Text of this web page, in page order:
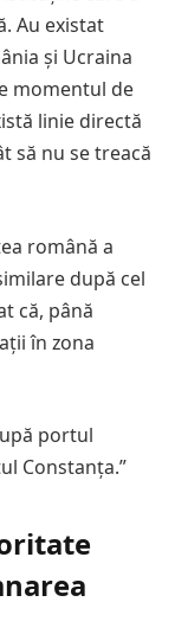
Au existat
și Ucraina
momentul de
linie directă
să nu se treacă
română a
după cel
că, până
în zona
portul
Constanța.”